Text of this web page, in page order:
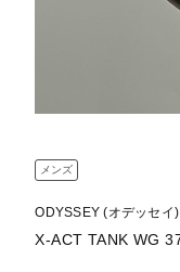
メンズ
ODYSSEY (オデッセイ)